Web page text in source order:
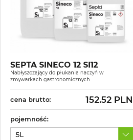
SEPTA SINECO 12 SI12
Nabłyszczający do płukania naczyń w
zmywarkach gastronomicznych
cena brutto: 152.52 PLN
pojemność:
5L